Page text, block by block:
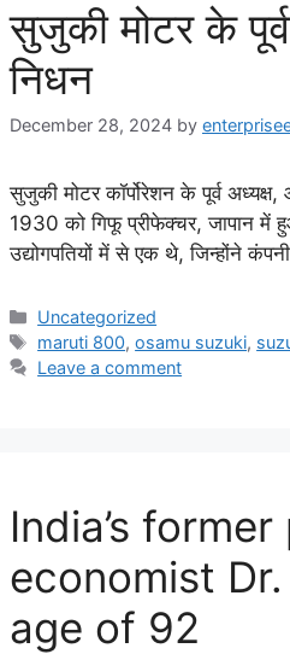
सुजुकी मोटर के
निधन
December 28, 2024 by
सुजुकी मोटर कॉर्पोरेशन के पूर्व
1930 को गिफू प्रीफेक्चर, जापान में
उद्योगपतियों में से एक थे, जिन्होंने
Categories
Uncategorized
Tags
maruti 800,osamu suzuki,
Leave a comment
India’s
economist
age of 92